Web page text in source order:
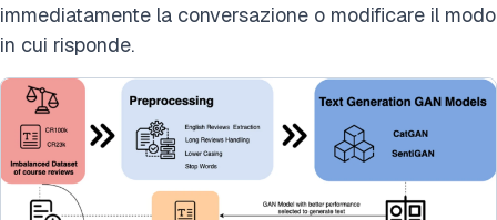
immediatamente la conversazione o modificare il modo
in cui risponde.